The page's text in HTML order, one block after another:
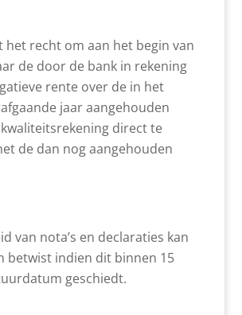
het recht om aan het begin van
de door de bank in rekening
rente over de in het
jaar aangehouden
direct te
de dan nog aangehouden
van nota’s en declaraties kan
betwist indien dit binnen 15
geschiedt.